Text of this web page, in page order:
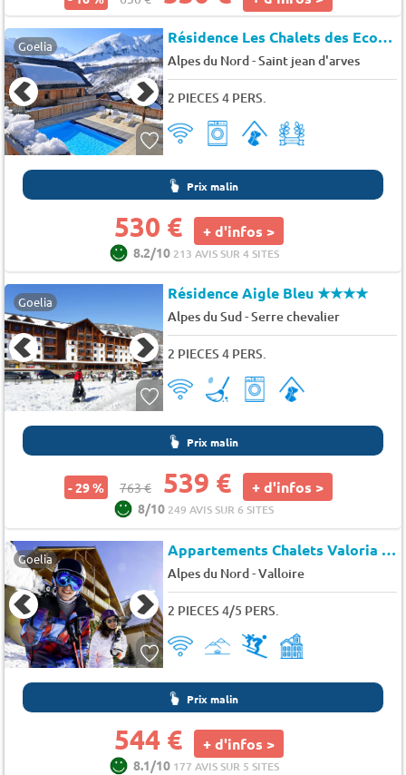
Goelia Résidence Les Chalets des Ecourts*
Alpes du Nord-Saint jean d'arves
2 PIECES 4 PERS.
Prix malin
530 € + d'infos >
8.2/10 213 AVIS SUR 4 SITES
Goelia Résidence Aigle Bleu★★★★
Alpes du Sud-Serre chevalier
2 PIECES 4 PERS.
Prix malin
- 29 % 763 € 539 € + d'infos >
8/10 249 AVIS SUR 6 SITES
Goelia Appartements Chalets Valoria
Alpes du Nord-Valloire
2 PIECES 4/5 PERS.
Prix malin
544 € + d'infos >
8.1/10 177 AVIS SUR 5 SITES